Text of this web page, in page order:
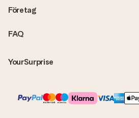
FAQ
YourSurprise
Företag